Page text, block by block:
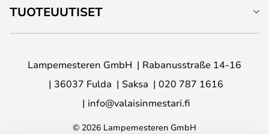
TUOTEUUTISET
Lampemesteren GmbH
Rabanusstraße 14-16
36037 Fulda
Saksa
020 787 1616
info@valaisinmestari.fi
© 2026 Lampemesteren GmbH